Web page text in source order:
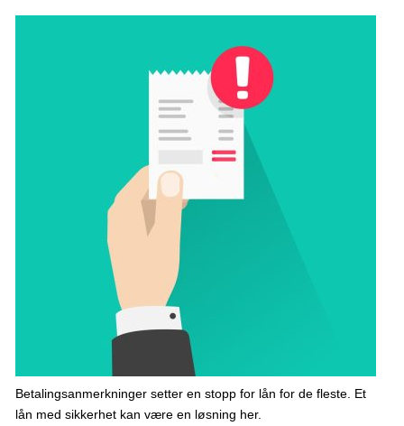
Betalingsanmerkninger setter en stopp for lån for de fleste. Et
lån med sikkerhet kan være en løsning her.